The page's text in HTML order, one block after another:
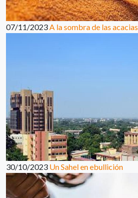
07/11/2023A la sombra de las acacias
30/10/2023 Un Sahel en ebullición